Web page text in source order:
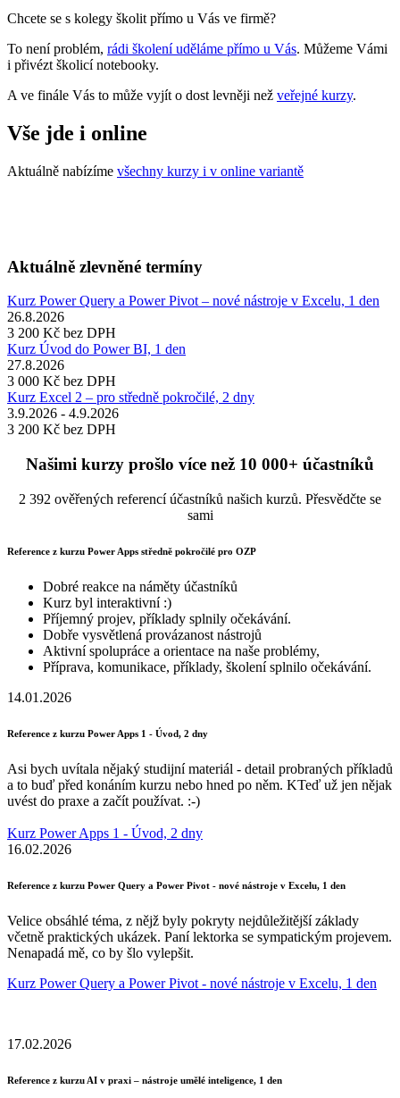
Chcete se s kolegy školit přímo u Vás ve firmě?
To není problém, rádi školení uděláme přímo u Vás. Můžeme Vámi
i přivézt školicí notebooky.
A ve finále Vás to může vyjít o dost levněji než veřejné kurzy.
Vše jde i online
Aktuálně nabízíme všechny kurzy i v online variantě
Aktuálně zlevněné termíny
Kurz Power Query a Power Pivot – nové nástroje v Excelu, 1 den
26.8.2026
3 200 Kč bez DPH
Kurz Úvod do Power BI, 1 den
27.8.2026
3 000 Kč bez DPH
Kurz Excel 2 – pro středně pokročilé, 2 dny
3.9.2026 - 4.9.2026
3 200 Kč bez DPH
Našimi kurzy prošlo více než 10 000+ účastníků
2 392 ověřených referencí účastníků našich kurzů. Přesvědčte se
sami
Reference z kurzu Power Apps středně pokročilé pro OZP
Dobré reakce na náměty účastníků
Kurz byl interaktivní :)
Příjemný projev, příklady splnily očekávání.
Dobře vysvětlená provázanost nástrojů
Aktivní spolupráce a orientace na naše problémy,
Příprava, komunikace, příklady, školení splnilo očekávání.
14.01.2026
Reference z kurzu Power Apps 1 - Úvod, 2 dny
Asi bych uvítala nějaký studijní materiál - detail probraných příkladů
a to buď před konáním kurzu nebo hned po něm. KTeď už jen nějak
uvést do praxe a začít používat. :-)
Kurz Power Apps 1 - Úvod, 2 dny
16.02.2026
Reference z kurzu Power Query a Power Pivot - nové nástroje v Excelu, 1 den
Velice obsáhlé téma, z nějž byly pokryty nejdůležitější základy
včetně praktických ukázek. Paní lektorka se sympatickým projevem.
Nenapadá mě, co by šlo vylepšit.
Kurz Power Query a Power Pivot - nové nástroje v Excelu, 1 den
17.02.2026
Reference z kurzu AI v praxi – nástroje umělé inteligence, 1 den